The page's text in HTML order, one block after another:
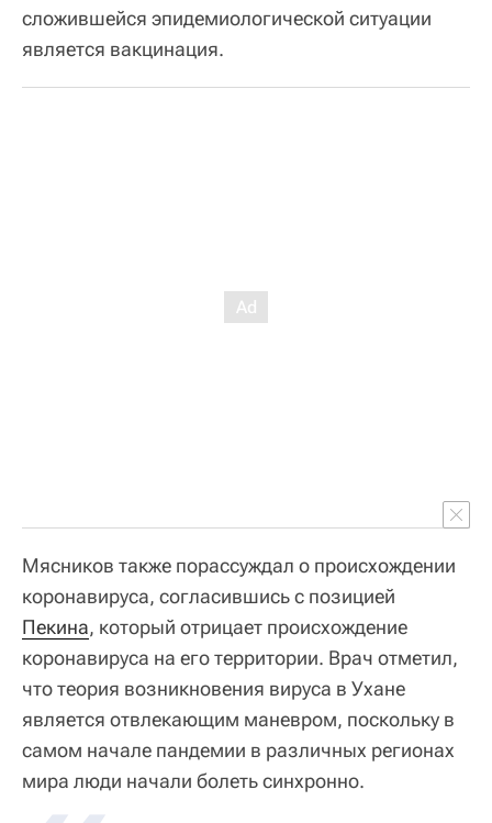
сложившейся эпидемиологической ситуации
является вакцинация.
Мясников также порассуждал о происхождении
коронавируса, согласившись с позицией
Пекина, который отрицает происхождение
коронавируса на его территории. Врач отметил,
что теория возникновения вируса в Ухане
является отвлекающим маневром, поскольку в
самом начале пандемии в различных регионах
мира люди начали болеть синхронно.